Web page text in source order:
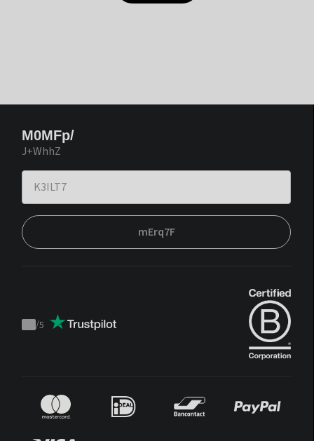
M0MFp/
J+WhhZ
mErq7F
Trustpilot
/5